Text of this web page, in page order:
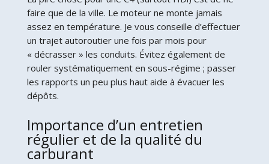
faire que de la ville. Le moteur ne monte jamais
assez en température. Je vous conseille d’effectuer
un trajet autoroutier une fois par mois pour
« décrasser » les conduits. Évitez également de
rouler systématiquement en sous-régime ; passer
les rapports un peu plus haut aide à évacuer les
dépôts.
Importance d’un entretien
régulier et de la qualité du
carburant